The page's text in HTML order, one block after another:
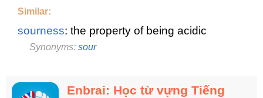
Similar:
sourness: the property of being acidic
Synonyms: sour
Enbrai: Học từ vựng Tiếng